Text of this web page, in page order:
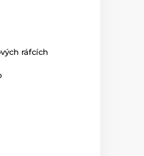
ráfcích